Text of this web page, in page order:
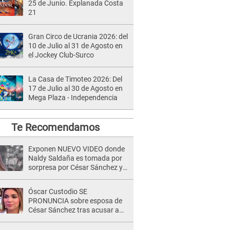
25 de Junio. Explanada Costa
21
Gran Circo de Ucrania 2026: del
10 de Julio al 31 de Agosto en
el Jockey Club-Surco
La Casa de Timoteo 2026: Del
17 de Julio al 30 de Agosto en
Mega Plaza - Independencia
Te Recomendamos
Exponen NUEVO VIDEO donde
Naldy Saldaña es tomada por
sorpresa por César Sánchez y
agarró la mano
Óscar Custodio SE
PRONUNCIA sobre esposa de
César Sánchez tras acusar a